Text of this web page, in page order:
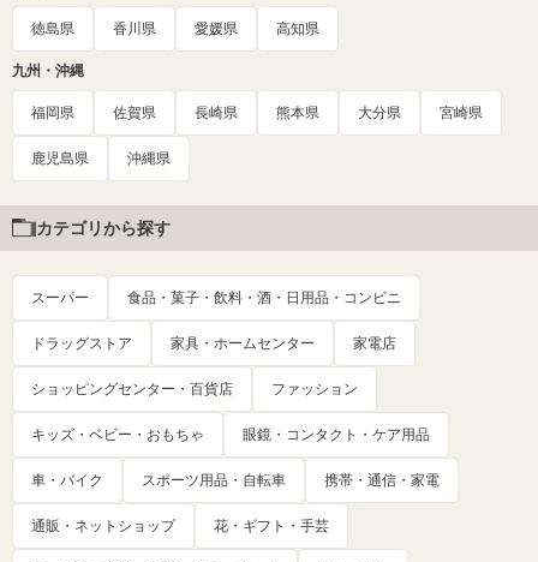
徳島県 香川県 愛媛県 高知県
九州・沖縄
福岡県 佐賀県 長崎県 熊本県 大分県 宮崎県
鹿児島県 沖縄県
カテゴリから探す
スーパー 食品・菓子・飲料・酒・日用品・コンビニ
ドラッグストア 家具・ホームセンター 家電店
ショッピングセンター・百貨店 ファッション
キッズ・ベビー・おもちゃ 眼鏡・コンタクト・ケア用品
車・バイク スポーツ用品・自転車 携帯・通信・家電
通販・ネットショップ 花・ギフト・手芸